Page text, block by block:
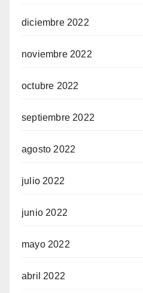
diciembre 2022
noviembre 2022
octubre 2022
septiembre 2022
agosto 2022
julio 2022
junio 2022
mayo 2022
abril 2022